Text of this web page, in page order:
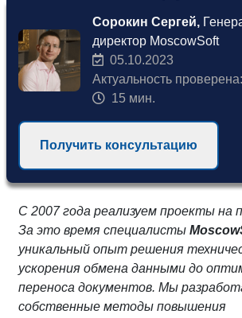
Сорокин Сергей,
директор MoscowSoft
05.10.2023
Актуальность
15 мин.
Получить консультацию
С 2007 года реализуем проекты на
За это время специалисты
уникальный опыт решения
ускорения обмена данными до
переноса документов. Мы
собственные методы повышения